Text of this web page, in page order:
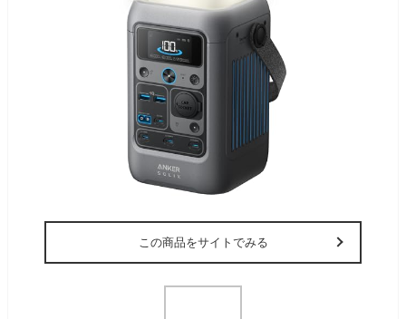
この商品をサイトでみる